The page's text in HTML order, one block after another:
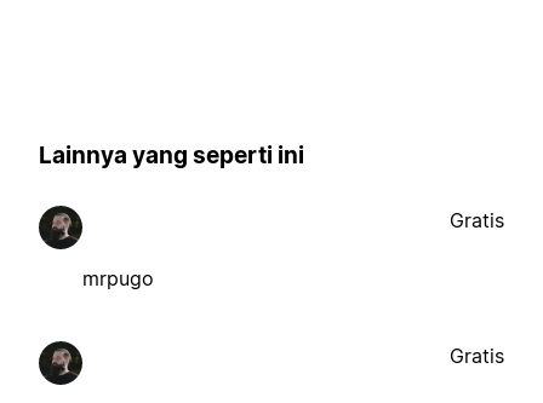
Lainnya yang seperti ini
mrpugo
Gratis
Gratis